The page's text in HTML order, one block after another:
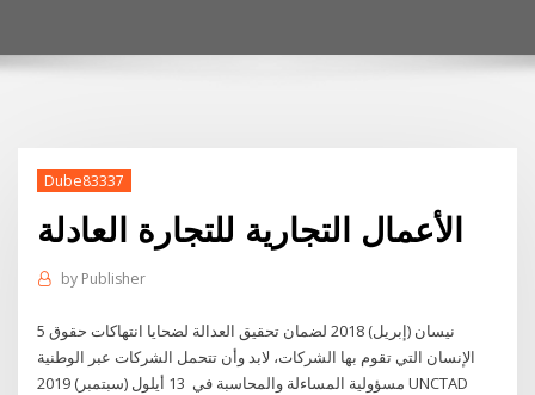
Dube83337
الأعمال التجارية للتجارة العادلة
by Publisher
5 نيسان (إبريل) 2018 لضمان تحقيق العدالة لضحايا انتهاكات حقوق
الإنسان التي تقوم بها الشركات، لابد وأن تتحمل الشركات عبر الوطنية
مسؤولية المساءلة والمحاسبة في 13 أيلول (سبتمبر) 2019 UNCTAD